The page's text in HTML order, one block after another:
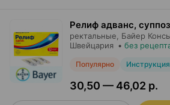
Релиф адванс,
ректальные, Байер
Швейцария • без
Популярно Инструкция
30,50 — 46,02 р.